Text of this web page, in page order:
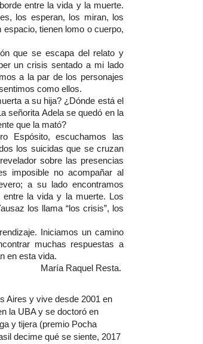
entre la vida y la muerte.
los esperan, los miran, los
tienen lomo o cuerpo,
que se escapa del relato y
un crisis sentado a mi lado
a la par de los personajes
como ellos.
a su hija? ¿Dónde está el
señorita Adela se quedó en la
que la mató?
Espósito, escuchamos las
los suicidas que se cruzan
sobre las presencias
imposible no acompañar al
a su lado encontramos
la vida y la muerte. Los
los llama “los crisis”, los
Iniciamos un camino
muchas respuestas a
en esta vida.
María Raquel Resta.
Aires y vive desde 2001 en
la UBA y se doctoró en
y tijera (premio Pocha
decime qué se siente, 2017